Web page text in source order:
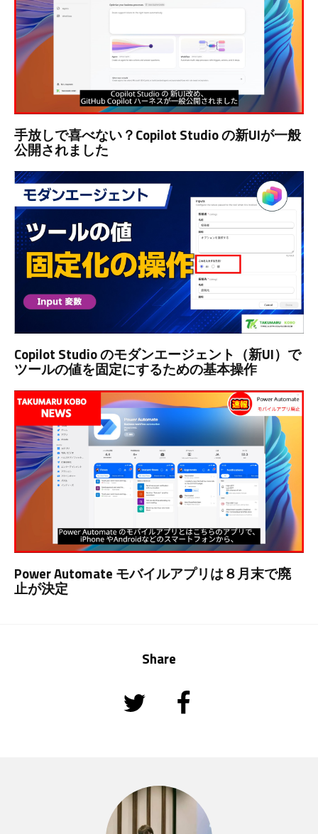
手放しで喜べない？Copilot Studio の新UIが一般
公開されました
Copilot Studio のモダンエージェント（新UI）で
ツールの値を固定にするための基本操作
Power Automate モバイルアプリは８月末で廃
止が決定
Share